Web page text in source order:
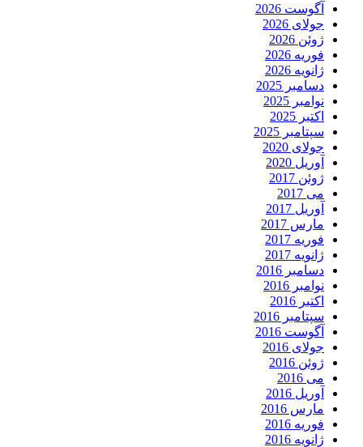
آگوست 2026
جولای 2026
ژوئن 2026
فوریه 2026
ژانویه 2026
دسامبر 2025
نوامبر 2025
اکتبر 2025
سپتامبر 2025
جولای 2020
آوریل 2020
ژوئن 2017
می 2017
آوریل 2017
مارس 2017
فوریه 2017
ژانویه 2017
دسامبر 2016
نوامبر 2016
اکتبر 2016
سپتامبر 2016
آگوست 2016
جولای 2016
ژوئن 2016
می 2016
آوریل 2016
مارس 2016
فوریه 2016
ژانویه 2016